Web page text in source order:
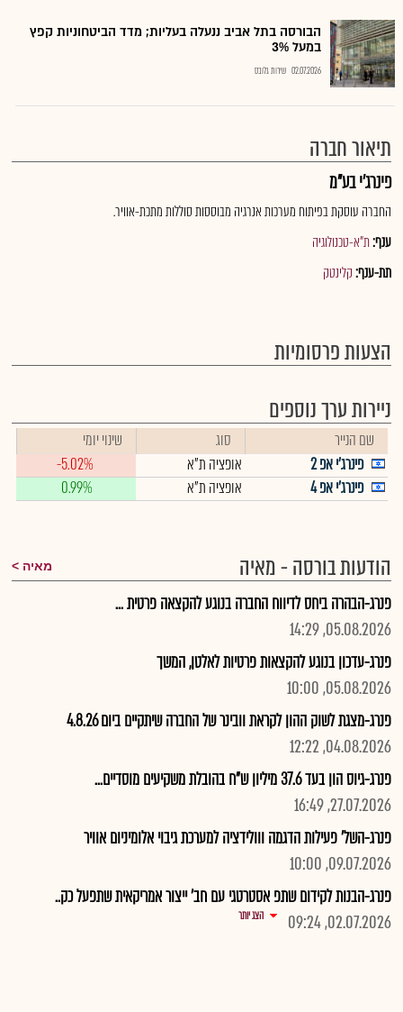
הבורסה בתל אביב ננעלה בעליות; מדד הביטחוניות קפץ
במעל 3%
02.07.2026 שירות גלובס
תיאור חברה
פינרג'י בע"מ
החברה עוסקת בפיתוח מערכות אנרגיה מבוססות סוללות מתכת-אוויר.
ענף:ת"א-טכנולוגיה
תת-ענף:קלינטק
הצעות פרסומיות
ניירות ערך נוספים
שם הנייר סוג
שינוי יומי
פינרג'י אפ 2
אופציה ת"א
-5.02%
פינרג'י אפ 4
אופציה ת"א 0.99%
הודעות בורסה - מאיה מאיה
פנרג-הבהרה ביחס לדיווח החברה בנוגע להקצאה פרטית ...
05.08.2026, 14:29
פנרג-עדכון בנוגע להקצאות פרטיות לאלטן, המשך
05.08.2026, 10:00
פנרג-מצגת לשוק ההון לקראת וובינר של החברה שיתקיים ביום 4.8.26
04.08.2026, 12:22
פנרג-גיוס הון בעד 37.6 מיליון ש"ח בהובלת משקיעים מוסדיים...
27.07.2026, 16:49
פנרג-השל' פעילות הדגמה ווולידציה למערכת גיבוי אלומיניום אוויר
09.07.2026, 10:00
פנרג-הבנות לקידום שתפ אסטרטגי עם חב' ייצור אמריקאית שתפעל כק..
02.07.2026, 09:24
הצג יותר